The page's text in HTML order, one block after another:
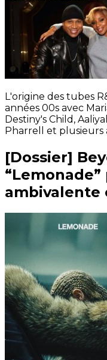
L'origine des tubes
années 00s avec
Destiny's Child,
Pharrell et plusieurs
[Dossier]
ambivalente